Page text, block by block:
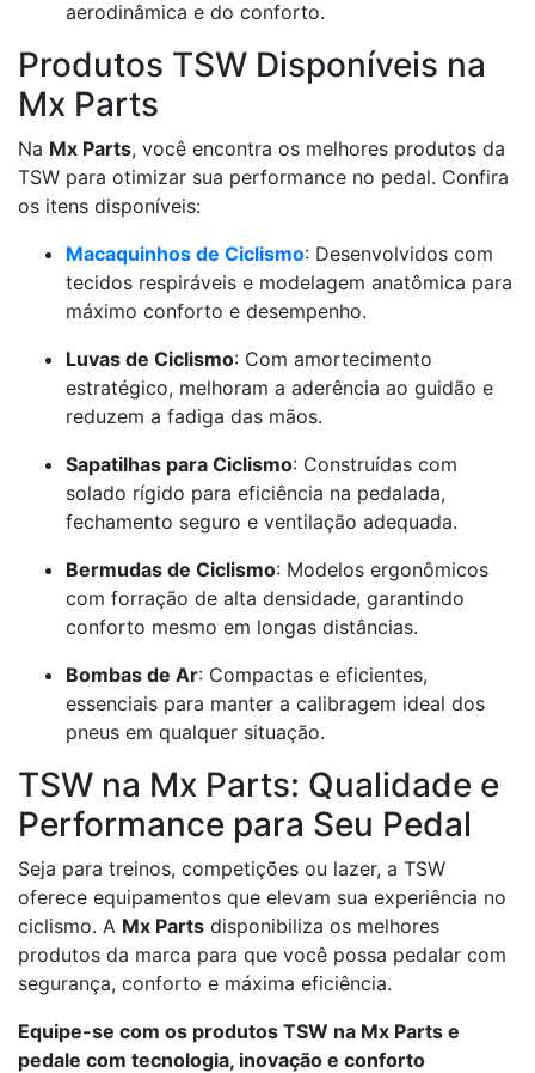
aerodinâmica e do conforto.
Produtos TSW Disponíveis na
Mx Parts
Na Mx Parts, você encontra os melhores produtos da
TSW para otimizar sua performance no pedal. Confira
os itens disponíveis:
Macaquinhos de Ciclismo: Desenvolvidos com
tecidos respiráveis e modelagem anatômica para
máximo conforto e desempenho.
Luvas de Ciclismo: Com amortecimento
estratégico, melhoram a aderência ao guidão e
reduzem a fadiga das mãos.
Sapatilhas para Ciclismo: Construídas com
solado rígido para eficiência na pedalada,
fechamento seguro e ventilação adequada.
Bermudas de Ciclismo: Modelos ergonômicos
com forração de alta densidade, garantindo
conforto mesmo em longas distâncias.
Bombas de Ar: Compactas e eficientes,
essenciais para manter a calibragem ideal dos
pneus em qualquer situação.
TSW na Mx Parts: Qualidade e
Performance para Seu Pedal
Seja para treinos, competições ou lazer, a TSW
oferece equipamentos que elevam sua experiência no
ciclismo. A Mx Parts disponibiliza os melhores
produtos da marca para que você possa pedalar com
segurança, conforto e máxima eficiência.
Equipe-se com os produtos TSW na Mx Parts e
pedale com tecnologia, inovação e conforto